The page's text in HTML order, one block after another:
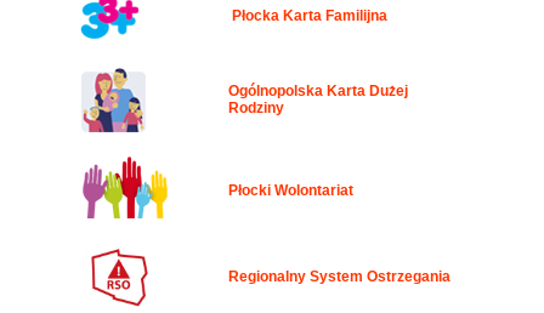
Płocka Karta Familijna
Ogólnopolska Karta Dużej
Rodziny
Płocki Wolontariat
Regionalny System Ostrzegania